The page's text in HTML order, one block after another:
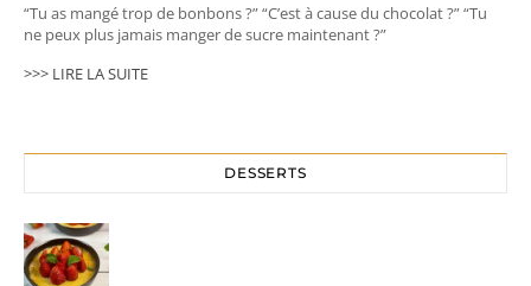
“Tu as mangé trop de bonbons ?” “C’est à cause du chocolat ?” “Tu
ne peux plus jamais manger de sucre maintenant ?”
>>> LIRE LA SUITE
DESSERTS